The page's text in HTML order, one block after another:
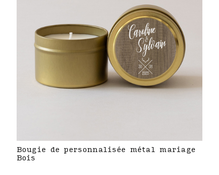
Bougie de personnalisée métal mariage
Bois